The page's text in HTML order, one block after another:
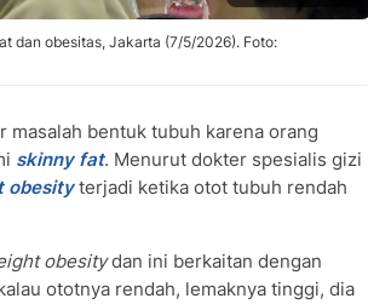
dan obesitas, Jakarta (7/5/2026). Foto:
masalah bentuk tubuh karena orang
skinny fat. Menurut dokter spesialis gizi
obesityterjadi ketika otot tubuh rendah
obesitydan ini berkaitan dengan
ototnya rendah, lemaknya tinggi, dia